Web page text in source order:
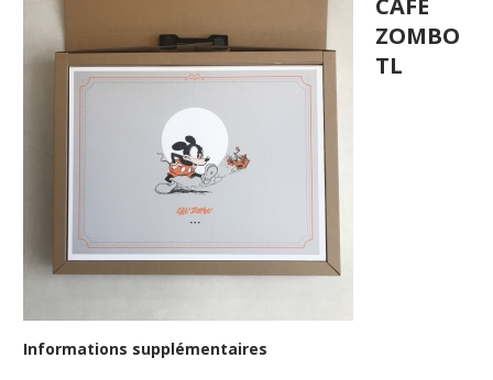
CAFE
ZOMBO
TL
Informations supplémentaires